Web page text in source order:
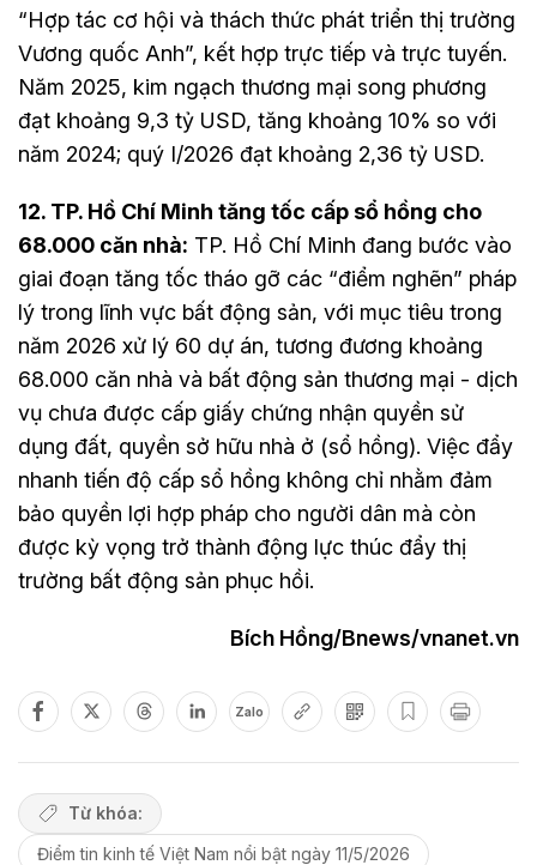
“Hợp tác cơ hội và thách thức phát triển thị trường
Vương quốc Anh”, kết hợp trực tiếp và trực tuyến.
Năm 2025, kim ngạch thương mại song phương
đạt khoảng 9,3 tỷ USD, tăng khoảng 10% so với
năm 2024; quý I/2026 đạt khoảng 2,36 tỷ USD.
12. TP. Hồ Chí Minh tăng tốc cấp sổ hồng cho
68.000 căn nhà: TP. Hồ Chí Minh đang bước vào
giai đoạn tăng tốc tháo gỡ các “điểm nghẽn” pháp
lý trong lĩnh vực bất động sản, với mục tiêu trong
năm 2026 xử lý 60 dự án, tương đương khoảng
68.000 căn nhà và bất động sản thương mại - dịch
vụ chưa được cấp giấy chứng nhận quyền sử
dụng đất, quyền sở hữu nhà ở (sổ hồng). Việc đẩy
nhanh tiến độ cấp sổ hồng không chỉ nhằm đảm
bảo quyền lợi hợp pháp cho người dân mà còn
được kỳ vọng trở thành động lực thúc đẩy thị
trường bất động sản phục hồi.
Bích Hồng/Bnews/vnanet.vn
Zalo
Từ khóa:
Điểm tin kinh tế Việt Nam nổi bật ngày 11/5/2026